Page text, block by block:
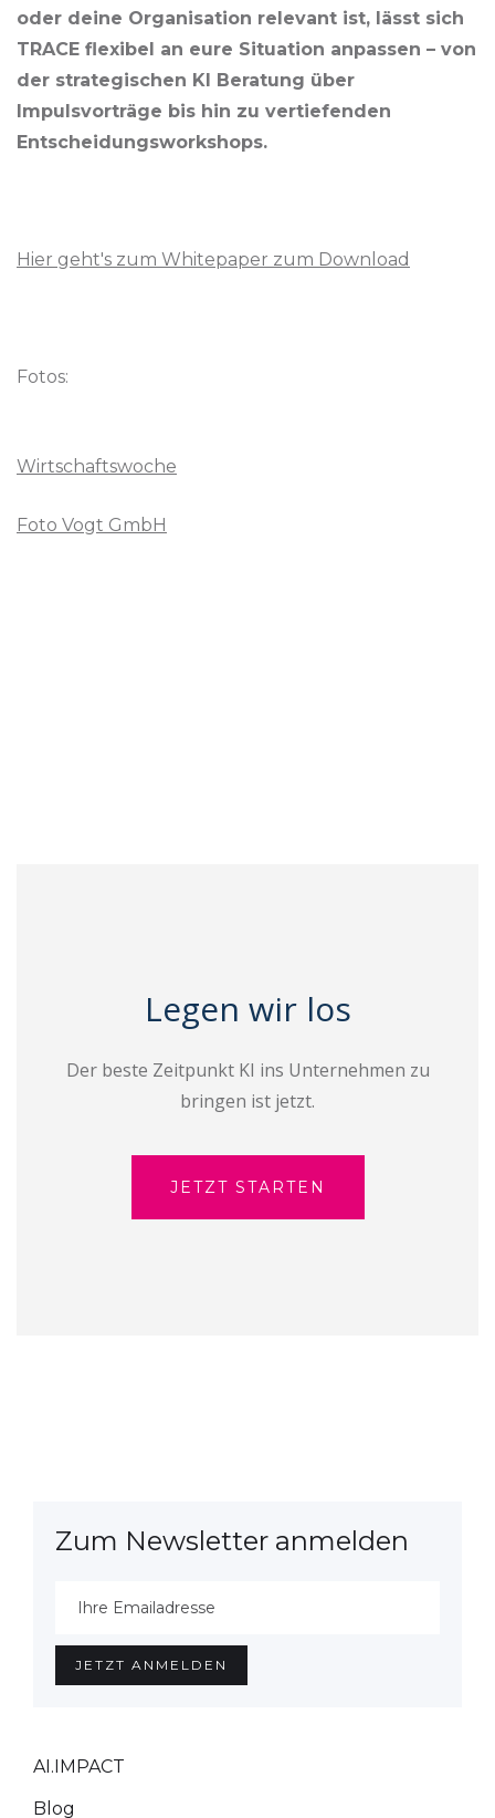
oder deine Organisation relevant ist, lässt sich
TRACE flexibel an eure Situation anpassen – von
der strategischen KI Beratung über
Impulsvorträge bis hin zu vertiefenden
Entscheidungsworkshops.
Hier geht's zum Whitepaper zum Download
Fotos:
Wirtschaftswoche
Foto Vogt GmbH
Legen wir los
Der beste Zeitpunkt KI ins Unternehmen zu
bringen ist jetzt.
JETZT STARTEN
Zum Newsletter anmelden
AI.IMPACT
Blog